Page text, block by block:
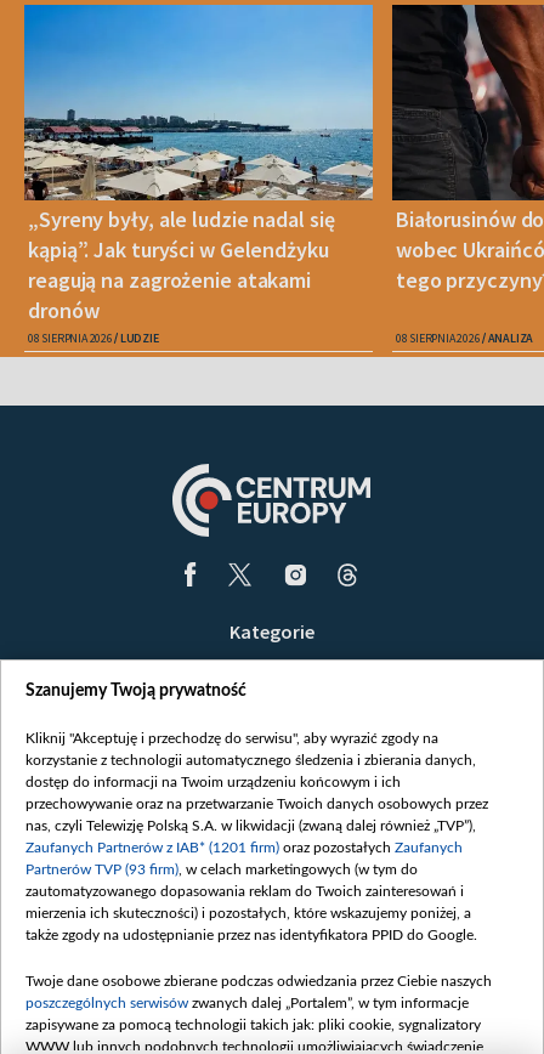
„Syreny były, ale ludzie nadal się
kąpią”. Jak turyści w Gelendżyku
reagują na zagrożenie atakami
dronów
08 SIERPNIA 2026 LUDZIE
Białorusinów
wobec
tego
08 SIERPNIA 2026 ANALIZA
Kategorie
Opinie
Białoruś / Polska
Czytelnia
Centrum Europy
O nas
Kontakt
Informacje o nadawcy
Serwisy partnerskie
belsat.eu
Szanujemy Twoją prywatność
Kliknij "Akceptuję i przechodzę do serwisu", aby wyrazić zgody na
korzystanie z technologii automatycznego śledzenia i zbierania danych,
dostęp do informacji na Twoim urządzeniu końcowym i ich
przechowywanie oraz na przetwarzanie Twoich danych osobowych przez
nas, czyli Telewizję Polską S.A. w likwidacji (zwaną dalej również „TVP”),
Zaufanych Partnerów z IAB* (1201 firm) oraz pozostałych Zaufanych
Partnerów TVP (93 firm) , w celach marketingowych (w tym do
zautomatyzowanego dopasowania reklam do Twoich zainteresowań i
mierzenia ich skuteczności) i pozostałych, które wskazujemy poniżej, a
także zgody na udostępnianie przez nas identyfikatora PPID do Google.
Twoje dane osobowe zbierane podczas odwiedzania przez Ciebie naszych
poszczególnych serwisów zwanych dalej „Portalem”, w tym informacje
zapisywane za pomocą technologii takich jak: pliki cookie, sygnalizatory
WWW lub innych podobnych technologii umożliwiających świadczenie